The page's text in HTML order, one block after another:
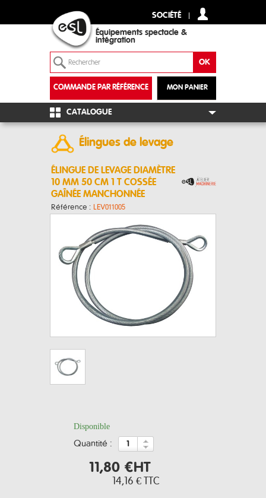
SOCIÉTÉ
Équipements spectacle &
intégration
MON PANIER
COMMANDE PAR RÉFÉRENCE
+
CATALOGUE
Élingues de levage
ÉLINGUE DE LEVAGE DIAMÈTRE
10 MM 50 CM 1 T COSSÉE
GAÎNÉE MANCHONNÉE
Référence : LEV011005
Disponible
quantité :
11,80 €HT
14,16 € TTC